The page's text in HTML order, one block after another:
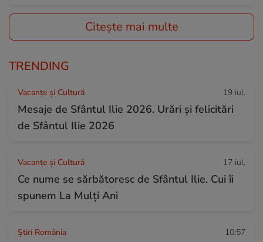
Citește mai multe
TRENDING
Vacanțe și Cultură 19 iul.
Mesaje de Sfântul Ilie 2026. Urări și felicitări
de Sfântul Ilie 2026
Vacanțe și Cultură 17 iul.
Ce nume se sărbătoresc de Sfântul Ilie. Cui îi
spunem La Mulți Ani
Știri România 10:57